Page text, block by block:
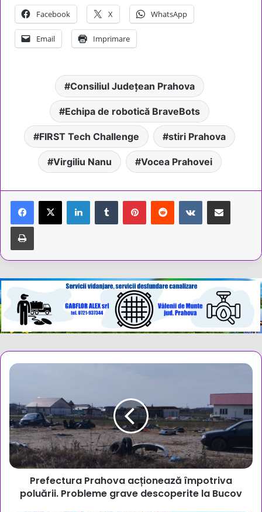
Facebook X WhatsApp
Email Imprimare
Consiliul Județean Prahova
Echipa de robotică BraveBots
FIRST Tech Challenge stiri Prahova
Virgiliu Nanu Vocea Prahovei
LinkedInTumblr PinterestReddit VKontakteShare via Email
Tipărește
Prefectura
împotriva
poluării.
Probleme
grave
descoperite
la
BucovPrefectura Prahova acționează împotriva
poluării. Probleme grave descoperite la Bucov